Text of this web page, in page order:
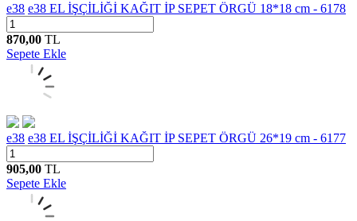
e38 e38 EL İŞÇİLİĞİ KAĞIT İP SEPET ÖRGÜ 18*18 cm - 6178
870,00 TL
Sepete Ekle
e38 e38 EL İŞÇİLİĞİ KAĞIT İP SEPET ÖRGÜ 26*19 cm - 6177
905,00 TL
Sepete Ekle